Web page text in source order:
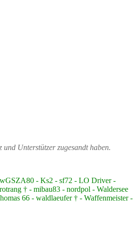
Unterstützer zugesandt haben.
- Ks2 - sf72 - LO Driver -
† - mibau83 - nordpol - Waldersee
66 - waldlaeufer † - Waffenmeister -